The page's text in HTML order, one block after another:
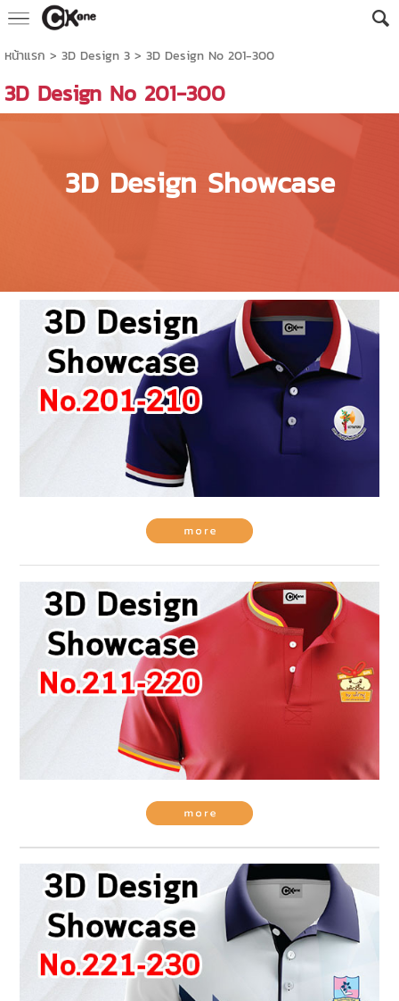
หน้าแรก > 3D Design 3> 3D Design No 201-300
3D Design No 201-300
3D Design Showcase